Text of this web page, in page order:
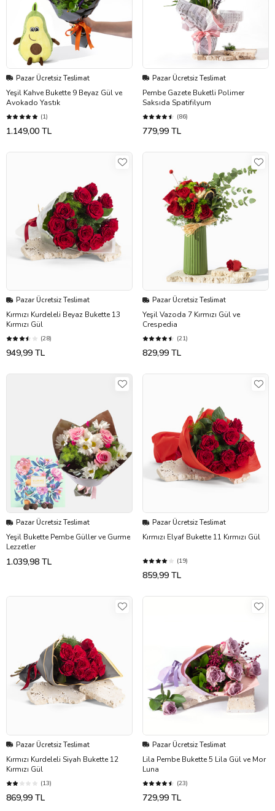
Pazar Ücretsiz Teslimat
Yeşil Kahve Bukette 9 Beyaz Gül ve
Avokado Yastık
(1)
1.149,00 TL
Pazar Ücretsiz Teslimat
Pembe Gazete Buketli Polimer
Saksıda Spatifilyum
(86)
779,99 TL
Pazar Ücretsiz Teslimat
Kırmızı Kurdeleli Beyaz Bukette 13
Kırmızı Gül
(28)
949,99 TL
Pazar Ücretsiz Teslimat
Yeşil Vazoda 7 Kırmızı Gül ve
Crespedia
(21)
829,99 TL
Pazar Ücretsiz Teslimat
Yeşil Bukette Pembe Güller ve Gurme
Lezzetler
1.039,98 TL
Pazar Ücretsiz Teslimat
Kırmızı Elyaf Bukette 11 Kırmızı Gül
(19)
859,99 TL
Pazar Ücretsiz Teslimat
Kırmızı Kurdeleli Siyah Bukette 12
Kırmızı Gül
(13)
869,99 TL
Pazar Ücretsiz Teslimat
Lila Pembe Bukette 5 Lila Gül ve Mor
Luna
(23)
729,99 TL